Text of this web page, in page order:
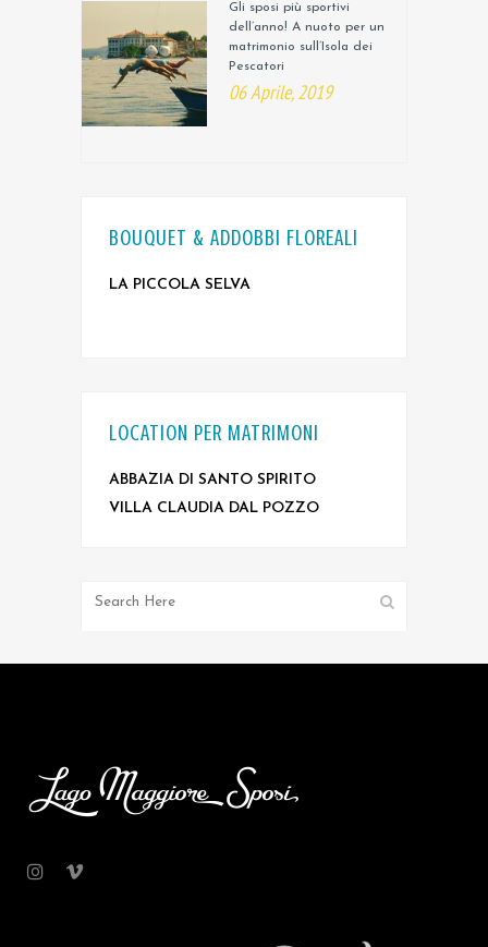
Gli sposi più sportivi
dell’anno! A nuoto per un
matrimonio sull’Isola dei
Pescatori
06 Aprile, 2019
BOUQUET & ADDOBBI FLOREALI
LA PICCOLA SELVA
LOCATION PER MATRIMONI
ABBAZIA DI SANTO SPIRITO
VILLA CLAUDIA DAL POZZO